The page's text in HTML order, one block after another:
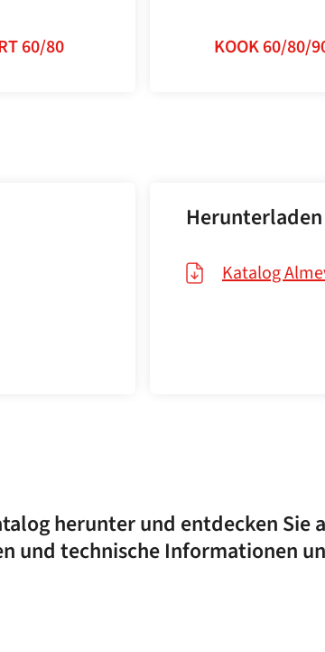
60/80 KOOK 60/80/
Herunterladen
Katalog
herunter und entdecken Sie
und technische Informationen